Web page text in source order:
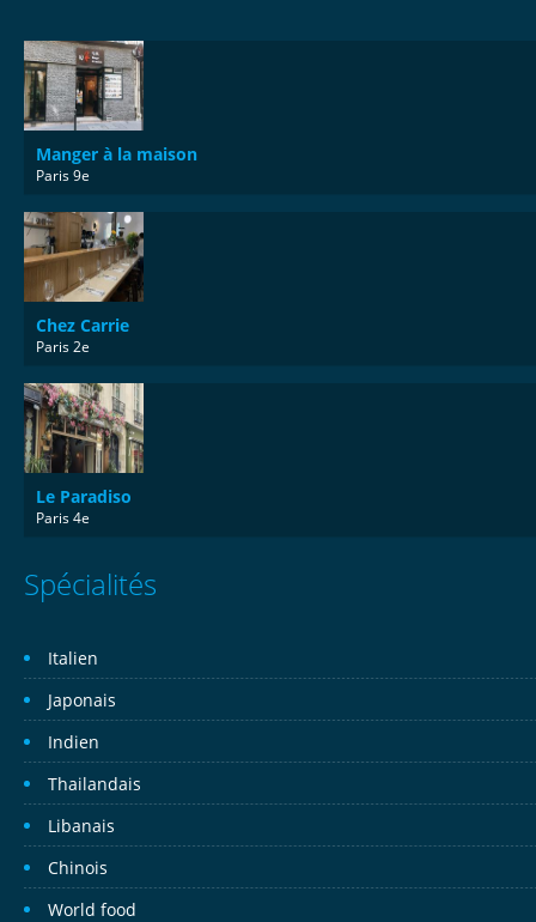
Manger à la maison
Paris 9e
Chez Carrie
Paris 2e
Le Paradiso
Paris 4e
Spécialités
Italien
Japonais
Indien
Thailandais
Libanais
Chinois
World food